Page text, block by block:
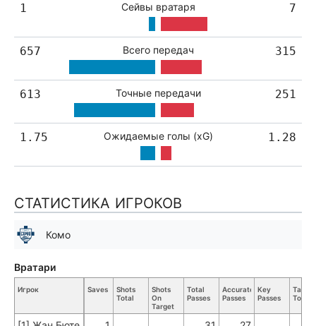
1 Сейвы вратаря 7
657 Всего передач 315
613 Точные передачи 251
1.75 Ожидаемые голы (xG) 1.28
СТАТИСТИКА ИГРОКОВ
Комо
Игрок Saves
Shots
Total
Shots
On
Target
Total
Passes
Accurate
Passes
Key
Passes
Total
Вратари